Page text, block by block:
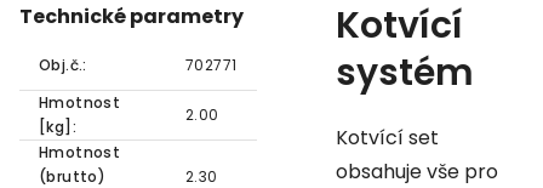
Technické parametry
Obj.č.:
702771
Hmotnost
[kg]:
2.00
Hmotnost
(brutto)
2.30
Kotvící
systém
Kotvící set
obsahuje vše pro